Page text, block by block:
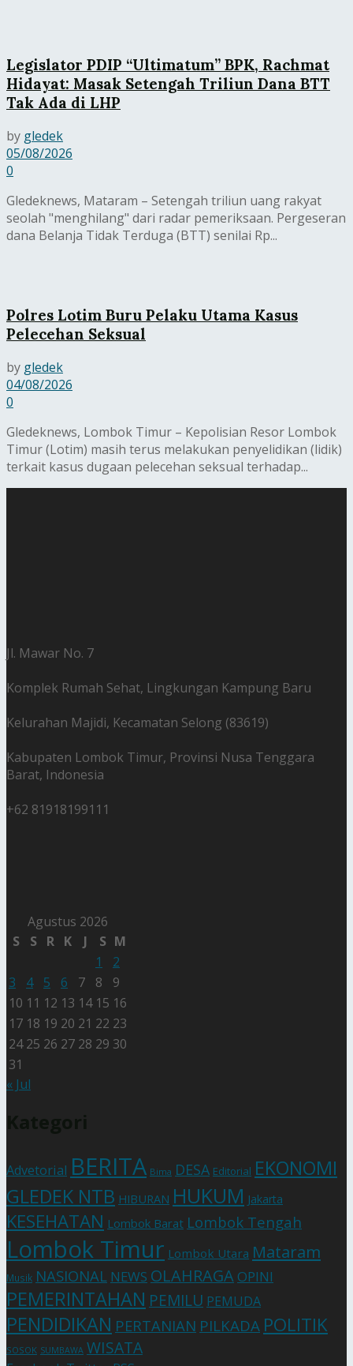
Legislator PDIP “Ultimatum” BPK, Rachmat
Hidayat: Masak Setengah Triliun Dana BTT
Tak Ada di LHP
by gledek
05/08/2026
0
Gledeknews, Mataram – Setengah triliun uang rakyat
seolah "menghilang" dari radar pemeriksaan. Pergeseran
dana Belanja Tidak Terduga (BTT) senilai Rp...
Polres Lotim Buru Pelaku Utama Kasus
Pelecehan Seksual
by gledek
04/08/2026
0
Gledeknews, Lombok Timur – Kepolisian Resor Lombok
Timur (Lotim) masih terus melakukan penyelidikan (lidik)
terkait kasus dugaan pelecehan seksual terhadap...
Jl. Mawar No. 7
Komplek Rumah Sehat, Lingkungan Kampung Baru
Kelurahan Majidi, Kecamatan Selong (83619)
Kabupaten Lombok Timur, Provinsi Nusa Tenggara
Barat, Indonesia
+62 81918199111
Agustus 2026
S
S R K J S M
1
2
3
4 5 6 7 8
9
10 11 12 13 14 15 16
17 18 19 20 21 22 23
24 25 26 27 28 29 30
31
« Jul
Advetorial BERITA Bima DESA Editorial EKONOMI
GLEDEK NTB HIBURAN HUKUM Jakarta
KESEHATAN Lombok Barat Lombok Tengah
Lombok Timur Lombok Utara Mataram
Musik NASIONAL NEWS OLAHRAGA OPINI
PEMERINTAHAN PEMILU PEMUDA
PENDIDIKAN PERTANIAN PILKADA POLITIK
SOSOK SUMBAWA WISATA